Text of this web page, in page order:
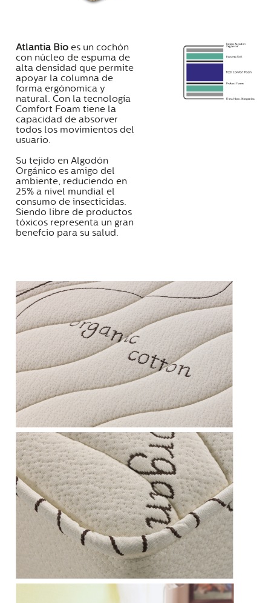
Atlantia Bio es un cochón
con núcleo de espuma de
alta densidad que permite
apoyar la columna de
forma ergónomica y
natural. Con la tecnología
Comfort Foam tiene la
capacidad de absorver
todos los movimientos del
usuario.
Su tejido en Algodón
Orgánico es amigo del
ambiente, reduciendo en
25% a nivel mundial el
consumo de insecticidas.
Siendo libre de productos
tóxicos representa un gran
benefcio para su salud.